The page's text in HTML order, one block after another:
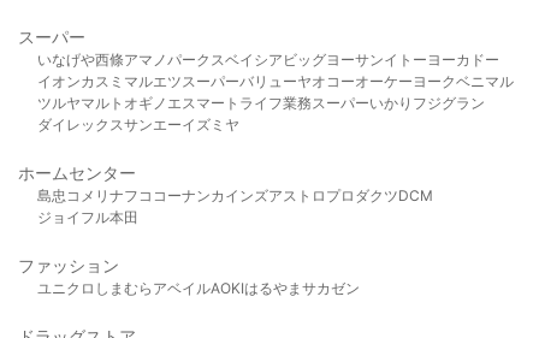
スーパー
いなげや西條アマノパークスベイシア ビッグヨーサンイトーヨーカドー
イオンカスミ マルエツスーパーバリューヤオコーオーケー ヨークベニマル
ツルヤマルト オギノ エスマート ライフ業務スーパーいかり フジグラン
ダイレックスサンエーイズミヤ
ホームセンター
島忠 コメリ ナフコ コーナンカインズアストロプロダクツDCM
ジョイフル本田
ファッション
ユニクロ しまむら アベイルAOKIはるやま サカゼン